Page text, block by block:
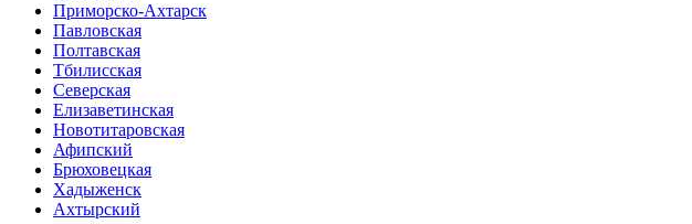
Приморско-Ахтарск
Павловская
Полтавская
Тбилисская
Северская
Елизаветинская
Новотитаровская
Афипский
Брюховецкая
Хадыженск
Ахтырский